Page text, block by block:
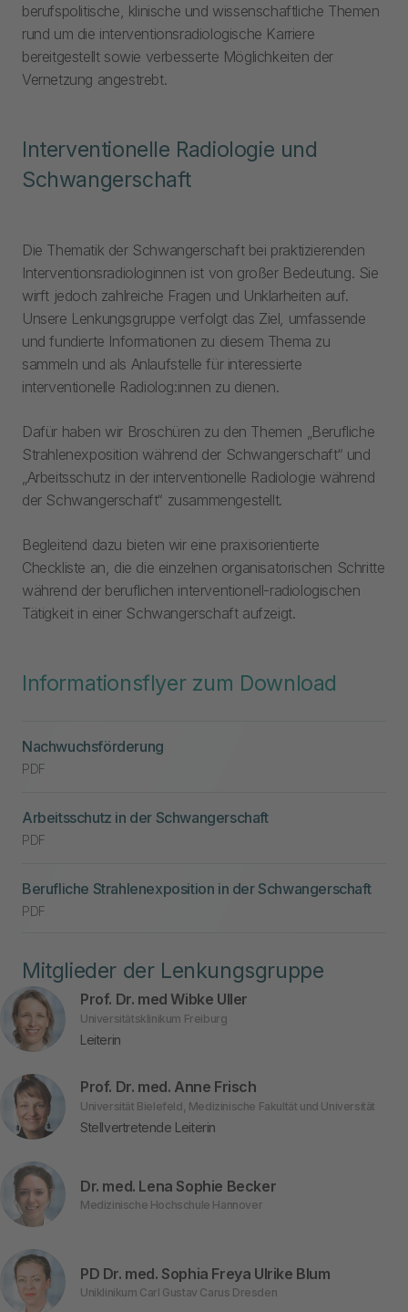
berufspolitische, klinische und wissenschaftliche Themen
rund um die interventionsradiologische Karriere
bereitgestellt sowie verbesserte Möglichkeiten der
Vernetzung angestrebt.
Interventionelle Radiologie und
Schwangerschaft
Die Thematik der Schwangerschaft bei praktizierenden
Interventionsradiologinnen ist von großer Bedeutung. Sie
wirft jedoch zahlreiche Fragen und Unklarheiten auf.
Unsere Lenkungsgruppe verfolgt das Ziel, umfassende
und fundierte Informationen zu diesem Thema zu
sammeln und als Anlaufstelle für interessierte
interventionelle Radiolog:innen zu dienen.
Dafür haben wir Broschüren zu den Themen „Berufliche
Strahlenexposition während der Schwangerschaft“ und
„Arbeitsschutz in der interventionelle Radiologie während
der Schwangerschaft“ zusammengestellt.
Begleitend dazu bieten wir eine praxisorientierte
Checkliste an, die die einzelnen organisatorischen Schritte
während der beruflichen interventionell-radiologischen
Tätigkeit in einer Schwangerschaft aufzeigt.
Informationsflyer zum Download
Nachwuchsförderung
PDF
Arbeitsschutz in der Schwangerschaft
PDF
Berufliche Strahlenexposition in der Schwangerschaft
PDF
Mitglieder der Lenkungsgruppe
Prof. Dr. med Wibke Uller
Universitätsklinikum Freiburg
Leiterin
Prof. Dr. med. Anne Frisch
Universität Bielefeld, Medizinische Fakultät und Universität
Stellvertretende Leiterin
Dr. med. Lena Sophie Becker
Medizinische Hochschule Hannover
PD Dr. med. Sophia Freya Ulrike Blum
Uniklinikum Carl Gustav Carus Dresden